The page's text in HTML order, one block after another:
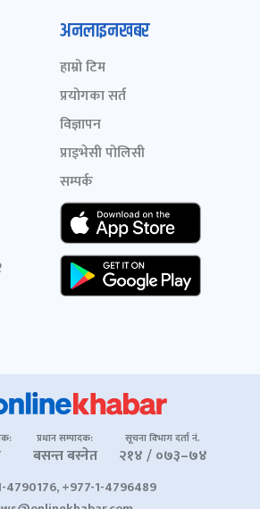
अनलाइनखबर
हाम्रो टिम
प्रयोगका सर्त
विज्ञापन
प्राइभेसी पोलिसी
सम्पर्क
प्रधान सम्पादक:
बसन्त बस्नेत
सूचना विभाग दर्ता नं.
२१४ / ०७३–७४
4790176, +977-1-4796489